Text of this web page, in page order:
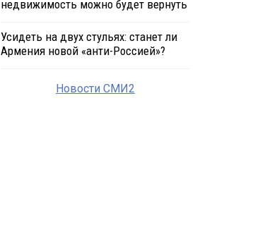
недвижимость можно будет вернуть
Усидеть на двух стульях: станет ли
Армения новой «анти-Россией»?
Новости СМИ2